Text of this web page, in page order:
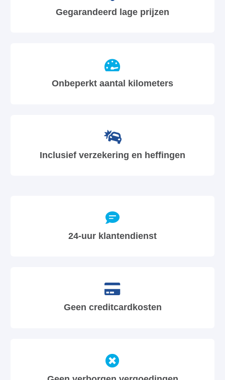
Gegarandeerd lage prijzen
Onbeperkt aantal kilometers
Inclusief verzekering en heffingen
24-uur klantendienst
Geen creditcardkosten